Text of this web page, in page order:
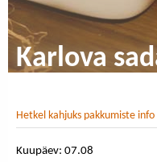
Karlova
Hetkel kahjuks pakkumiste info
Kuupäev: 07.08